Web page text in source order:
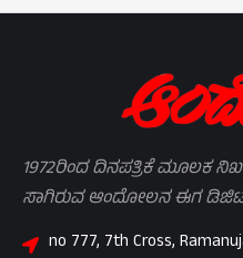
1972ರಿಂದ ದಿನಪತ್ರಿಕೆ ಮೂಲಕ
ಸಾಗಿರುವ ಆಂದೋಲನ ಈಗ
no 777, 7th Cross,